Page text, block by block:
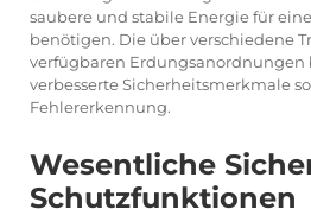
saubere und stabile Energie für
benötigen. Die über verschiedene
verfügbaren Erdungsanordnungen
verbesserte Sicherheitsmerkmale
Fehlererkennung.
Wesentliche
Schutzfunktionen